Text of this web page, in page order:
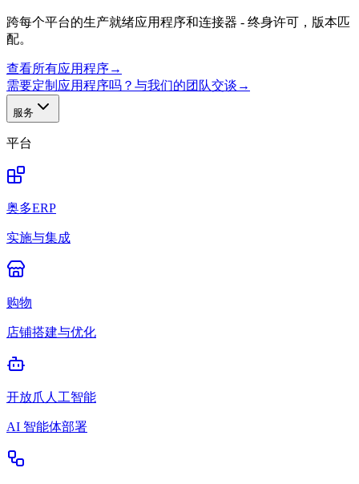
跨每个平台的生产就绪应用程序和连接器 - 终身许可，版本匹
配。
查看所有应用程序→
需要定制应用程序吗？与我们的团队交谈 →
服务
平台
奥多ERP
实施与集成
购物
店铺搭建与优化
开放爪人工智能
AI 智能体部署